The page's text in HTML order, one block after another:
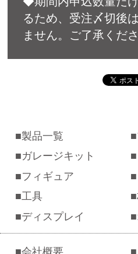
るため、受注〆切後
ません。ご了承くださ
製品一覧
ガレージキット
フィギュア
工具
ディスプレイ